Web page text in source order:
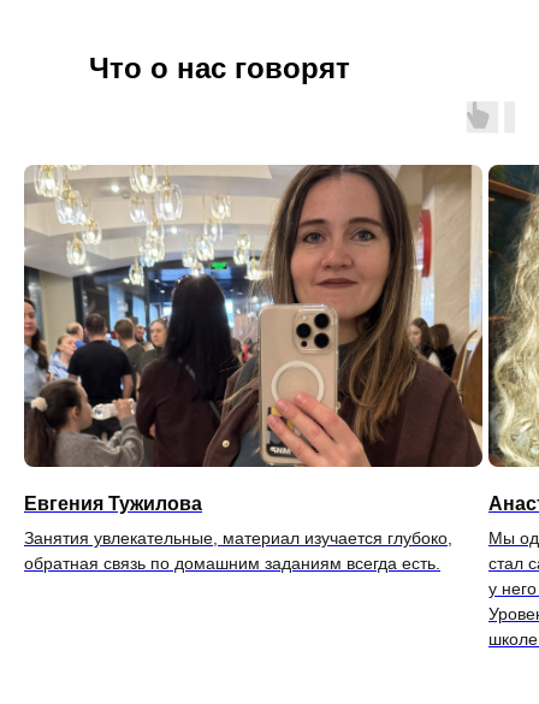
Что о нас говорят
Евгения Тужилова
Занятия увлекательные, материал изучается глубоко,
обратная связь по домашним заданиям всегда есть.
Мы
стал
у